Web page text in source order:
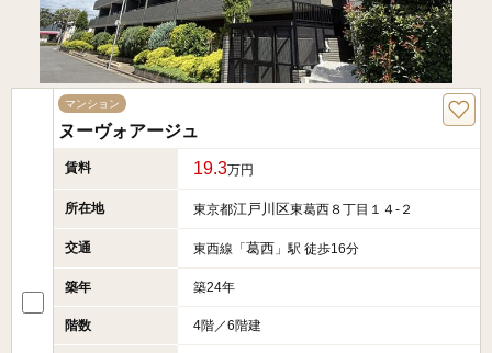
マンション
ヌーヴォアージュ
賃料 19.3万円
所在地 東京都江戸川区東葛西８丁目１４-２
交通 東西線「 葛西 」駅 徒歩16分
築年 築24年
階数 4階／6階建